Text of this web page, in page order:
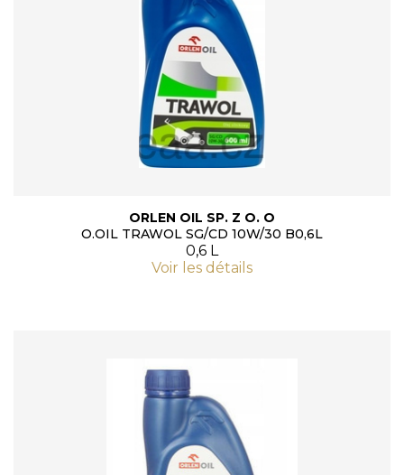
ORLEN OIL SP. Z O. O
O.OIL TRAWOL SG/CD 10W/30 B0,6L
0,6 L
Voir les détails